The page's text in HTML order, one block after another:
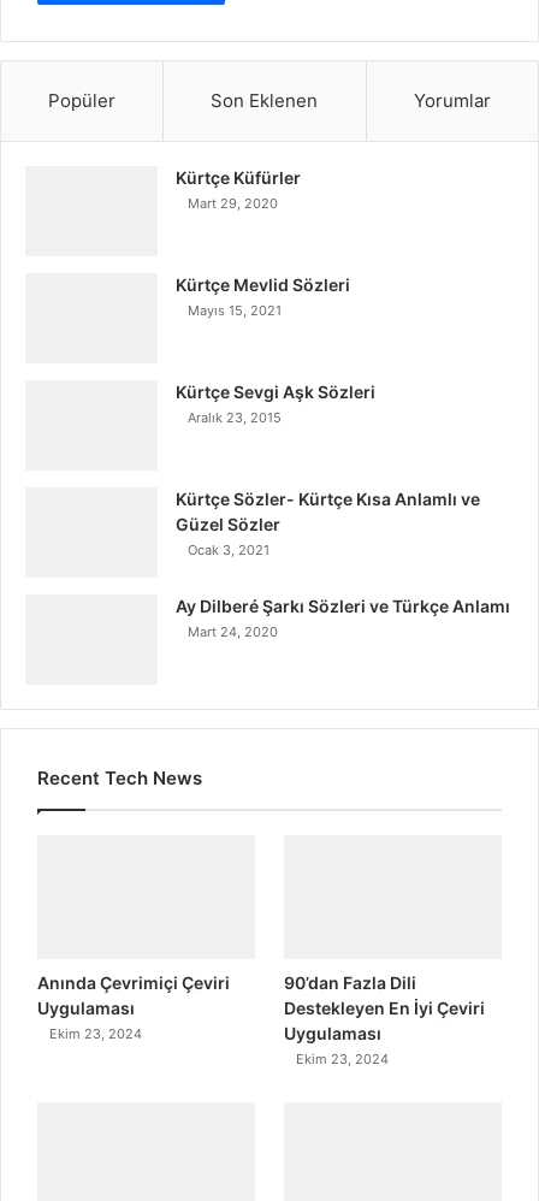
Popüler Son Eklenen Yorumlar
Kürtçe Küfürler
Mart 29, 2020
Kürtçe Mevlid Sözleri
Mayıs 15, 2021
Kürtçe Sevgi Aşk Sözleri
Aralık 23, 2015
Kürtçe Sözler- Kürtçe Kısa Anlamlı ve
Güzel Sözler
Ocak 3, 2021
Ay Dilberé Şarkı Sözleri ve Türkçe Anlamı
Mart 24, 2020
Recent Tech News
Anında Çevrimiçi Çeviri
Uygulaması
Ekim 23, 2024
90’dan Fazla Dili
Destekleyen En İyi Çeviri
Uygulaması
Ekim 23, 2024